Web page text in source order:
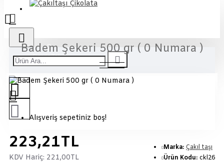
Üye Girişi
Sipariş Takibi
Alışveriş sepetiniz boş!
Badem Şekeri 500 gr ( 0 Numara )
223,21TL
KDV Hariç: 221,00TL
Marka: Çakıl taşı
Ürün Kodu: ckl26